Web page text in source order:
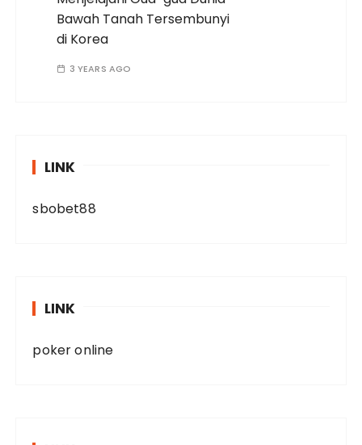
Bawah Tanah Tersembunyi
di Korea
3 YEARS AGO
LINK
sbobet88
LINK
poker online